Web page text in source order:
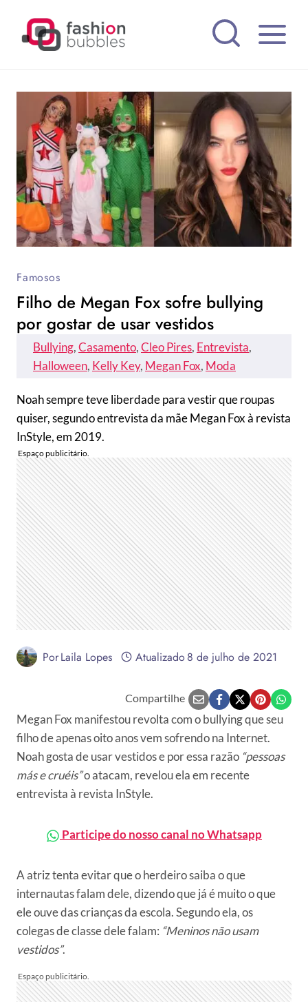
Famosos
Filho de Megan Fox sofre bullying
por gostar de usar vestidos
Bullying, Casamento, Cleo Pires, Entrevista
Halloween, Kelly Key, Megan Fox, Moda
Noah sempre teve liberdade para vestir que roupas
quiser, segundo entrevista da mãe Megan Fox à revista
InStyle, em 2019.
PorLaila Lopes Atualizado8 de julho de 2021
Compartilhe
Megan Fox manifestou revolta com o bullying que seu
filho de apenas oito anos vem sofrendo na Internet.
Noah gosta de usar vestidos e por essa razão “pessoas
más e cruéis”o atacam, revelou ela em recente
entrevista à revista InStyle.
Participe do nosso canal no Whatsapp
A atriz tenta evitar que o herdeiro saiba o que
internautas falam dele, dizendo que já é muito o que
ele ouve das crianças da escola. Segundo ela, os
colegas de classe dele falam: “Meninos não usam
vestidos”.